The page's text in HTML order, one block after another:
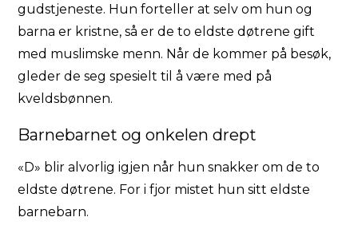
gudstjeneste. Hun forteller at selv om hun og
barna er kristne, så er de to eldste døtrene gift
med muslimske menn. Når de kommer på besøk,
gleder de seg spesielt til å være med på
kveldsbønnen.
Barnebarnet og onkelen drept
«D» blir alvorlig igjen når hun snakker om de to
eldste døtrene. For i fjor mistet hun sitt eldste
barnebarn.